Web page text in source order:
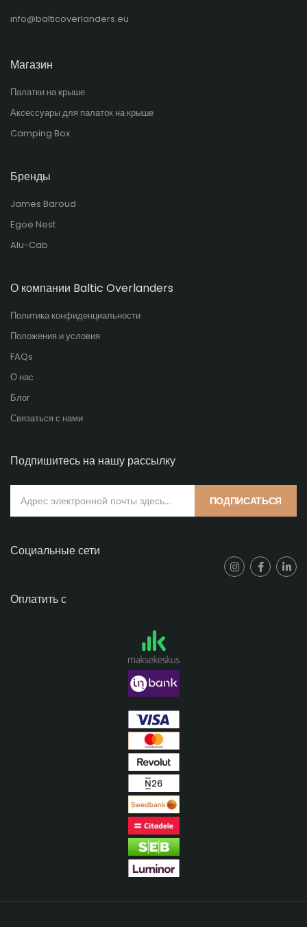
info@balticoverlanders.eu
Магазин
Палатки на крыше
Аксессуары для палаток на крыше
Camping Box
Бренды
James Baroud
Egoe Nest
Alu-Cab
О компании Baltic Overlanders
Политика конфиденциальности
Положения и условия
FAQs
О нас
Блог
Связаться с нами
Подпишитесь на нашу рассылку
ПОДПИСАТЬСЯ
Социальные сети
Оплатить с